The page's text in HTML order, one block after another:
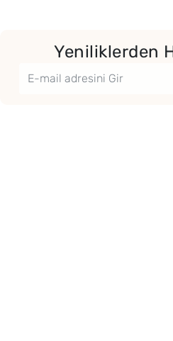
Yeniliklerden